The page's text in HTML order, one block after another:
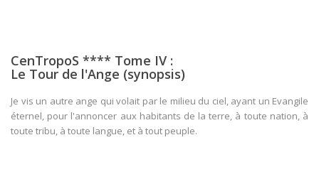
CenTropoS **** Tome IV :
Le Tour de l'Ange (synopsis)
Je vis un autre ange qui volait par le milieu du ciel, ayant un Evangile
éternel, pour l'annoncer aux habitants de la terre, à toute nation, à
toute tribu, à toute langue, et à tout peuple.